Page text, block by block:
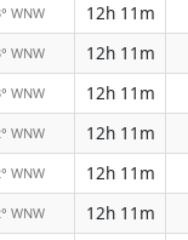
WNW 12h 11m
WNW 12h 11m
WNW 12h 11m
WNW 12h 11m
WNW 12h 11m
WNW 12h 11m